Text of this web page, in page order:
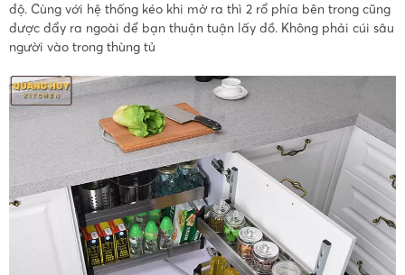
độ. Cùng với hệ thống kéo khi mở ra thì 2 rổ phía bên trong cũng
được đẩy ra ngoài để bạn thuận tuận lấy đồ. Không phải cúi sâu
người vào trong thùng tủ